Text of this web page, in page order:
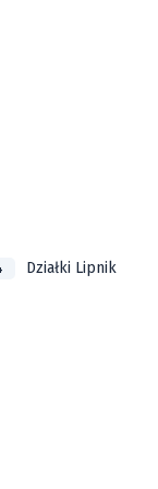
Działki Lipnik